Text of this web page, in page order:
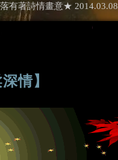
有著詩情畫意★ 2014.03.08
情】